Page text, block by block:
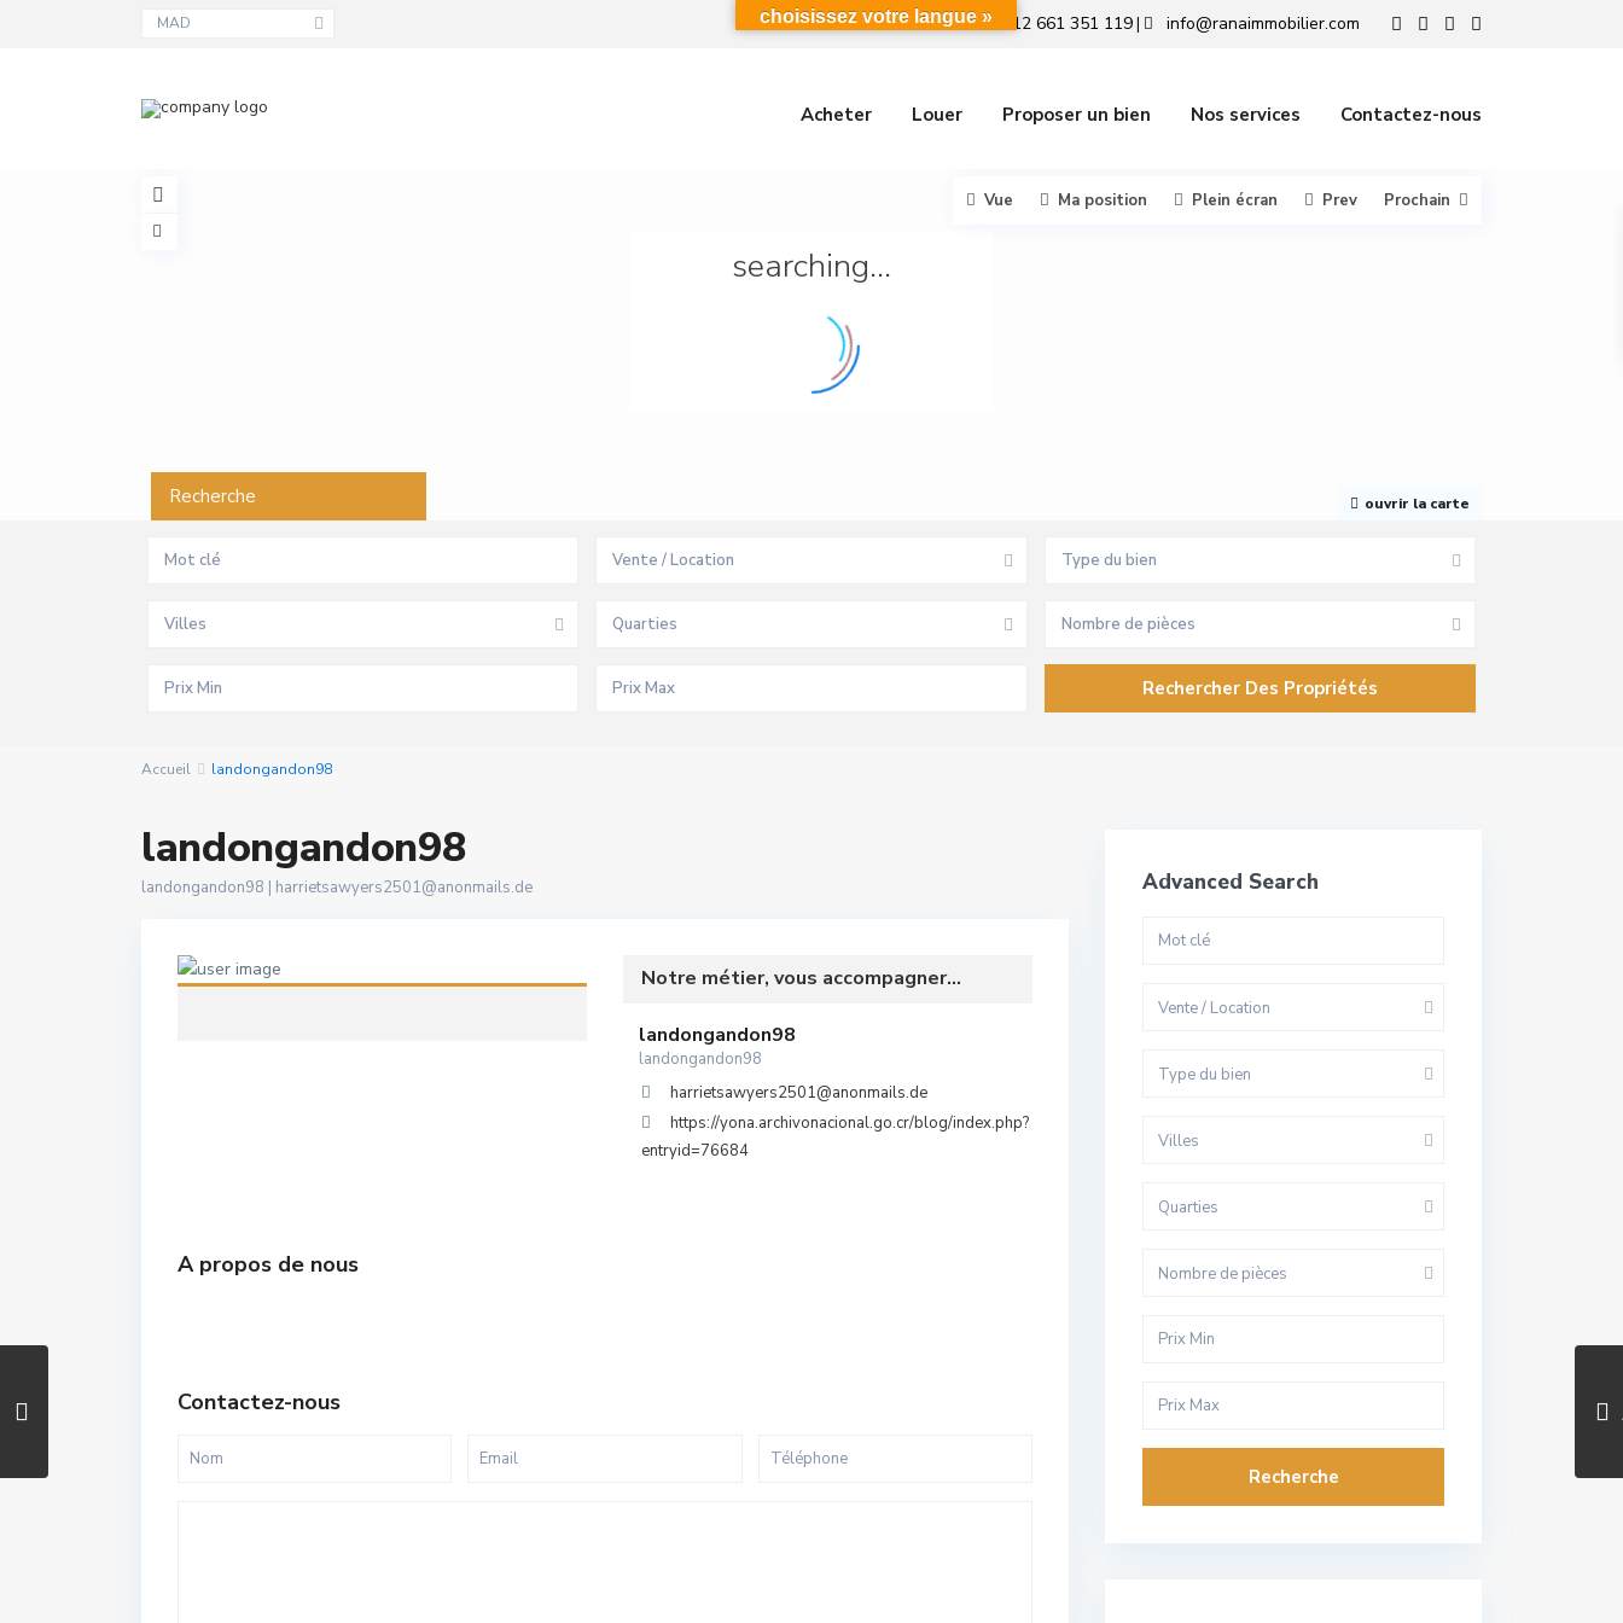
MAD +212 661 351 119| info@ranaimmobilier.com
Acheter Louer Proposer un bien Nos services Contactez-nous
searching...
ouvrir la carte
Vue Ma position Plein écran Prev Prochain
Recherche
Vente / Location Type du bien
Villes Quarties Nombre de pièces
Accueil landongandon98
landongandon98
landongandon98 | harrietsawyers2501@anonmails.de
Notre métier, vous accompagner...
landongandon98
landongandon98
harrietsawyers2501@anonmails.de
https://yona.archivonacional.go.cr/blog/index.php?
entryid=76684
A propos de nous
Contactez-nous
Advanced Search
Vente / Location
Type du bien
Villes
Quarties
Nombre de pièces
Recherche
choisissez votre langue »